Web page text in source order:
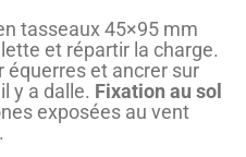
tasseaux 45×95 mm
et répartir la charge.
équerres et ancrer sur
y a dalle. Fixation au sol
exposées au vent